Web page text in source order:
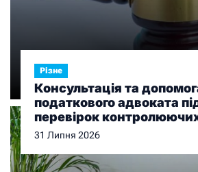
Різне
Консультація та
податкового адвоката
перевірок
органів
31 Липня 2026